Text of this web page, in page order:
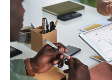
Settore pubblico
Sanità
Istruzione